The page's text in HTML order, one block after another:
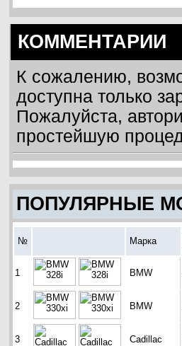
КОММЕНТАРИИ
К сожалению,
доступна только
Пожалуйста,
простейшую
ПОПУЛЯРНЫЕ
№ Марка
1 BMW
2 BMW
3 Cadillac